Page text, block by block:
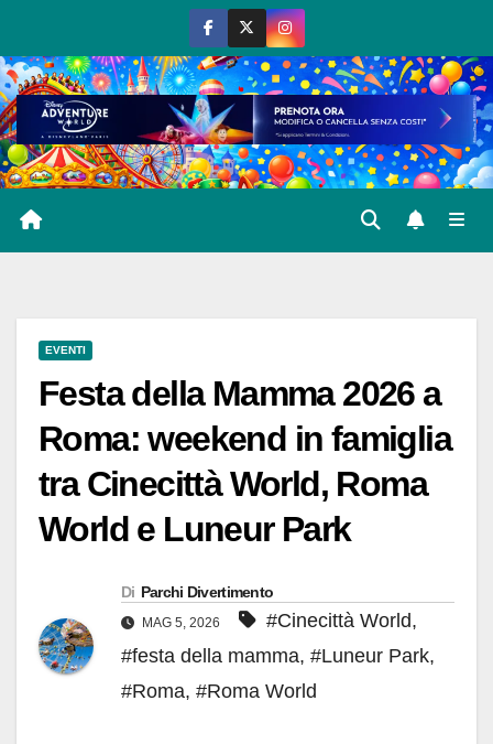
al
contenuto
EVENTI
Festa della Mamma 2026 a
Roma: weekend in famiglia
tra Cinecittà World, Roma
World e Luneur Park
Di Parchi Divertimento
MAG 5, 2026 #Cinecittà World,
#festa della mamma, #Luneur Park,
#Roma, #Roma World